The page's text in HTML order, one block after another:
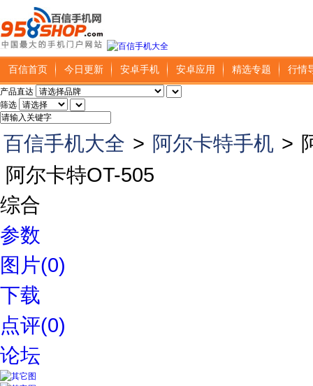
百信首页 今日更新 安卓手机 安卓应用 精选专题 行情
产品直达
筛选
百信手机大全 > 阿尔卡特手机 >
阿尔卡特OT-505
综合
参数
图片(0)
下载
点评(0)
论坛